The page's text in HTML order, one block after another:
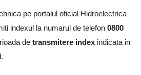
pe portalul oficial Hidroelectrica
indexul la numarul de telefon 0800
de transmitere index indicata in